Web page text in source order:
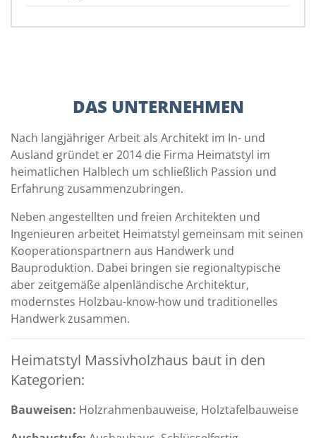
DAS UNTERNEHMEN
Nach langjähriger Arbeit als Architekt im In- und
Ausland gründet er 2014 die Firma Heimatstyl im
heimatlichen Halblech um schließlich Passion und
Erfahrung zusammenzubringen.
Neben angestellten und freien Architekten und
Ingenieuren arbeitet Heimatstyl gemeinsam mit seinen
Kooperationspartnern aus Handwerk und
Bauproduktion. Dabei bringen sie regionaltypische
aber zeitgemäße alpenländische Architektur,
modernstes Holzbau-know-how und traditionelles
Handwerk zusammen.
Heimatstyl Massivholzhaus baut in den
Kategorien:
Bauweisen: Holzrahmenbauweise, Holztafelbauweise